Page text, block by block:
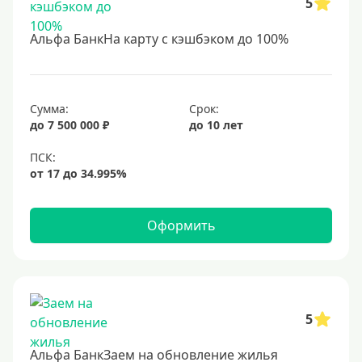
Студентам
С 18 лет
С 21 года
С 22 лет
С 23 лет
В декрете
Без обеспечения
Без залога
В банке под залог
Альфа БанкНа карту с кэшбэком до 100%
Сумма:
до 7 500 000 ₽
Срок:
до 10 лет
Оформить
5
Альфа БанкЗаем на обновление жилья